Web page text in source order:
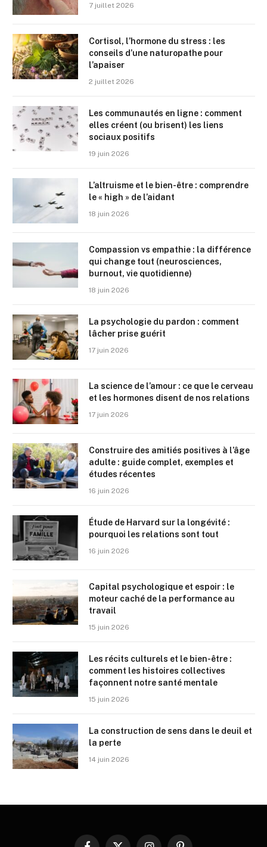
7 juillet 2026
Cortisol, l’hormone du stress : les
conseils d’une naturopathe pour
l’apaiser
2 juillet 2026
Les communautés en ligne : comment
elles créent (ou brisent) les liens
sociaux positifs
19 juin 2026
L’altruisme et le bien-être : comprendre
le « high » de l’aidant
18 juin 2026
Compassion vs empathie : la différence
qui change tout (neurosciences,
burnout, vie quotidienne)
18 juin 2026
La psychologie du pardon : comment
lâcher prise guérit
17 juin 2026
La science de l’amour : ce que le cerveau
et les hormones disent de nos relations
17 juin 2026
Construire des amitiés positives à l’âge
adulte : guide complet, exemples et
études récentes
16 juin 2026
Étude de Harvard sur la longévité :
pourquoi les relations sont tout
16 juin 2026
Capital psychologique et espoir : le
moteur caché de la performance au
travail
15 juin 2026
Les récits culturels et le bien-être :
comment les histoires collectives
façonnent notre santé mentale
15 juin 2026
La construction de sens dans le deuil et
la perte
14 juin 2026